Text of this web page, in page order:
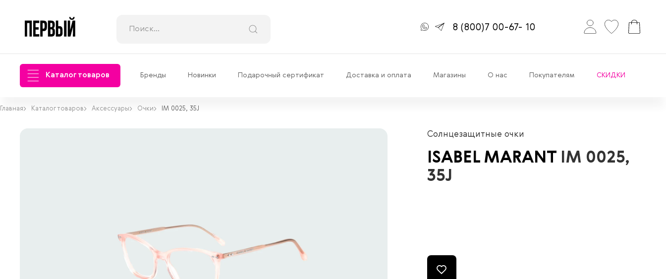
8(800)7 00-67- 10
Каталог товаров Бренды Новинки Подарочный сертификат Доставка и оплата Магазины О нас Покупателям СКИДКИ
Главная Каталог товаров Аксессуары Очки IM 0025, 35J
Солнцезащитные очки
ISABEL MARANT IM 0025,
35J